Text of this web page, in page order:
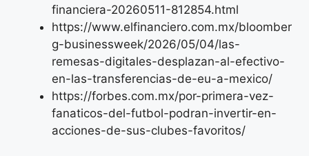
financiera-20260511-812854.html
https://www.elfinanciero.com.mx/bloomber
g-businessweek/2026/05/04/las-
remesas-digitales-desplazan-al-efectivo-
en-las-transferencias-de-eu-a-mexico/
https://forbes.com.mx/por-primera-vez-
fanaticos-del-futbol-podran-invertir-en-
acciones-de-sus-clubes-favoritos/